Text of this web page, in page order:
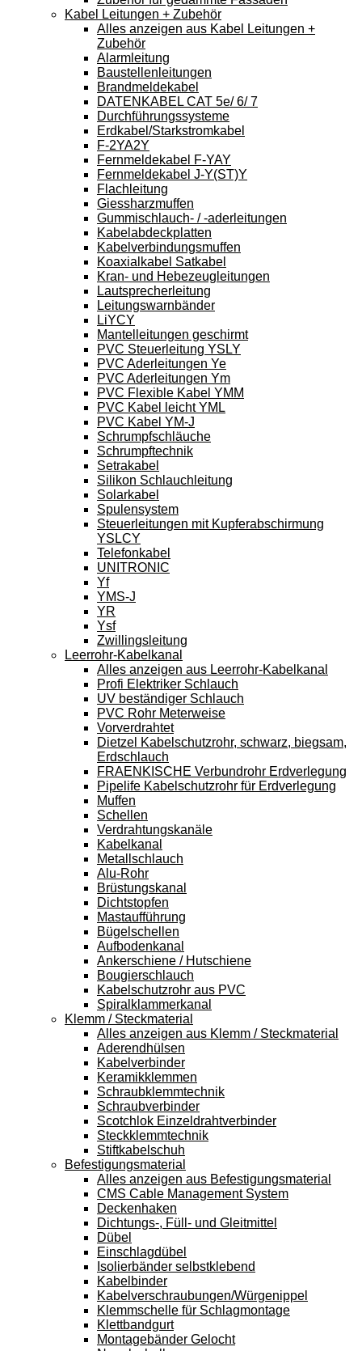
Kabel Leitungen + Zubehör
Alles anzeigen aus Kabel Leitungen +
Zubehör
Alarmleitung
Baustellenleitungen
Brandmeldekabel
DATENKABEL CAT 5e/ 6/ 7
Durchführungssysteme
Erdkabel/Starkstromkabel
F-2YA2Y
Fernmeldekabel F-YAY
Fernmeldekabel J-Y(ST)Y
Flachleitung
Giessharzmuffen
Gummischlauch- / -aderleitungen
Kabelabdeckplatten
Kabelverbindungsmuffen
Koaxialkabel Satkabel
Kran- und Hebezeugleitungen
Lautsprecherleitung
Leitungswarnbänder
LiYCY
Mantelleitungen geschirmt
PVC Steuerleitung YSLY
PVC Aderleitungen Ye
PVC Aderleitungen Ym
PVC Flexible Kabel YMM
PVC Kabel leicht YML
PVC Kabel YM-J
Schrumpfschläuche
Schrumpftechnik
Setrakabel
Silikon Schlauchleitung
Solarkabel
Spulensystem
Steuerleitungen mit Kupferabschirmung
YSLCY
Telefonkabel
UNITRONIC
Yf
YMS-J
YR
Ysf
Zwillingsleitung
Leerrohr-Kabelkanal
Alles anzeigen aus Leerrohr-Kabelkanal
Profi Elektriker Schlauch
UV beständiger Schlauch
PVC Rohr Meterweise
Vorverdrahtet
Dietzel Kabelschutzrohr, schwarz, biegsam,
Erdschlauch
FRAENKISCHE Verbundrohr Erdverlegung
Pipelife Kabelschutzrohr für Erdverlegung
Muffen
Schellen
Verdrahtungskanäle
Kabelkanal
Metallschlauch
Alu-Rohr
Brüstungskanal
Dichtstopfen
Mastaufführung
Bügelschellen
Aufbodenkanal
Ankerschiene / Hutschiene
Bougierschlauch
Kabelschutzrohr aus PVC
Spiralklammerkanal
Klemm / Steckmaterial
Alles anzeigen aus Klemm / Steckmaterial
Aderendhülsen
Kabelverbinder
Keramikklemmen
Schraubklemmtechnik
Schraubverbinder
Scotchlok Einzeldrahtverbinder
Steckklemmtechnik
Stiftkabelschuh
Befestigungsmaterial
Alles anzeigen aus Befestigungsmaterial
CMS Cable Management System
Deckenhaken
Dichtungs-, Füll- und Gleitmittel
Dübel
Einschlagdübel
Isolierbänder selbstklebend
Kabelbinder
Kabelverschraubungen/Würgenippel
Klemmschelle für Schlagmontage
Klettbandgurt
Montagebänder Gelocht